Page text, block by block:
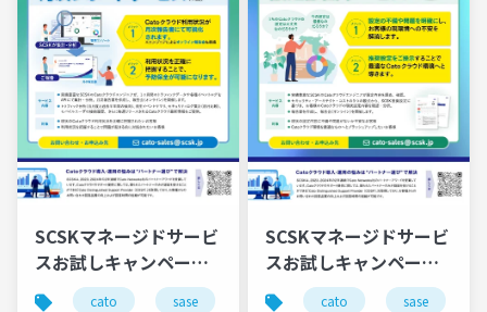
SCSKマネージドサービ
スお試しキャンペーン
第二弾「Catoクラウド
cato sase ゼロトラスト
SCSKマネージドサービ
スお試しキャンペーン
第一弾「Catoクラウド
cato sase